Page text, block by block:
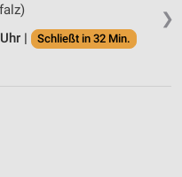
❯
|
Schließt in 32 Min.